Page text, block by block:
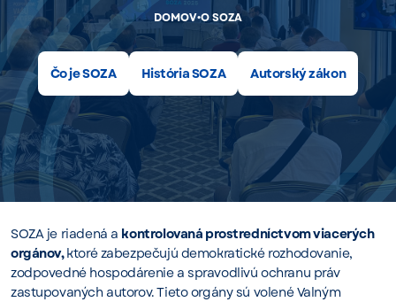
DOMOV•O SOZA
Čo je SOZA História SOZA Autorský zákon
SOZA je riadená a kontrolovaná prostredníctvom viacerých
orgánov,ktoré zabezpečujú demokratické rozhodovanie,
zodpovedné hospodárenie a spravodlivú ochranu práv
zastupovaných autorov. Tieto orgány sú volené Valným